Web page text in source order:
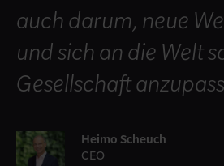
auch darum, neue
und sich an die Welt
Gesellschaft
Heimo Scheuch
CEO